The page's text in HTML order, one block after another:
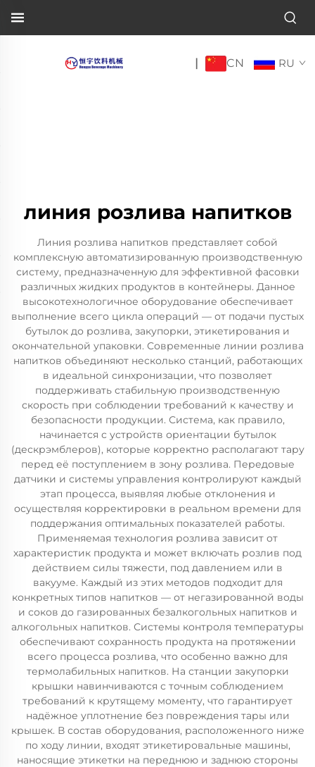
| CN RU
линия розлива напитков
Линия розлива напитков представляет собой
комплексную автоматизированную производственную
систему, предназначенную для эффективной фасовки
различных жидких продуктов в контейнеры. Данное
высокотехнологичное оборудование обеспечивает
выполнение всего цикла операций — от подачи пустых
бутылок до розлива, закупорки, этикетирования и
окончательной упаковки. Современные линии розлива
напитков объединяют несколько станций, работающих
в идеальной синхронизации, что позволяет
поддерживать стабильную производственную
скорость при соблюдении требований к качеству и
безопасности продукции. Система, как правило,
начинается с устройств ориентации бутылок
(дескрэмблеров), которые корректно располагают тару
перед её поступлением в зону розлива. Передовые
датчики и системы управления контролируют каждый
этап процесса, выявляя любые отклонения и
осуществляя корректировки в реальном времени для
поддержания оптимальных показателей работы.
Применяемая технология розлива зависит от
характеристик продукта и может включать розлив под
действием силы тяжести, под давлением или в
вакууме. Каждый из этих методов подходит для
конкретных типов напитков — от негазированной воды
и соков до газированных безалкогольных напитков и
алкогольных напитков. Системы контроля температуры
обеспечивают сохранность продукта на протяжении
всего процесса розлива, что особенно важно для
термолабильных напитков. На станции закупорки
крышки навинчиваются с точным соблюдением
требований к крутящему моменту, что гарантирует
надёжное уплотнение без повреждения тары или
крышек. В состав оборудования, расположенного ниже
по ходу линии, входят этикетировальные машины,
наносящие этикетки на переднюю и заднюю стороны